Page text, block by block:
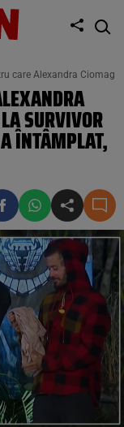
care Alexandra Ciomag
SURVIVOR
ÎNTÂMPLAT,